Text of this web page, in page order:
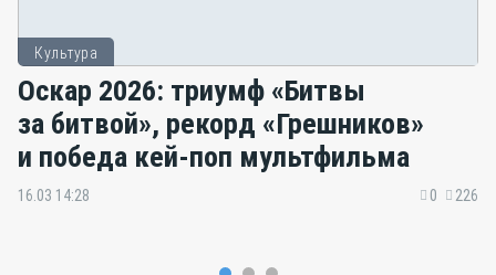
Культура
Оскар 2026: триумф «Битвы
за битвой», рекорд «Грешников»
и победа кей-поп мультфильма
16.03 14:28 0 226